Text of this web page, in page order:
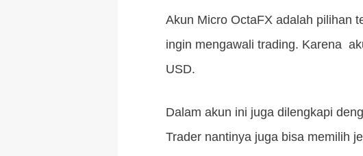
Akun Micro OctaFX adalah pilihan
ingin mengawali trading. Karena
USD.
Dalam akun ini juga dilengkapi
Trader nantinya juga bisa memilih